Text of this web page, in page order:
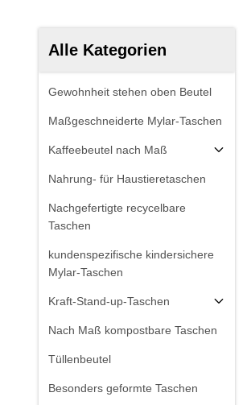
Alle Kategorien
Gewohnheit stehen oben Beutel
Maßgeschneiderte Mylar-Taschen
Kaffeebeutel nach Maß
Nahrung- für Haustieretaschen
Nachgefertigte recycelbare
Taschen
kundenspezifische kindersichere
Mylar-Taschen
Kraft-Stand-up-Taschen
Nach Maß kompostbare Taschen
Tüllenbeutel
Besonders geformte Taschen